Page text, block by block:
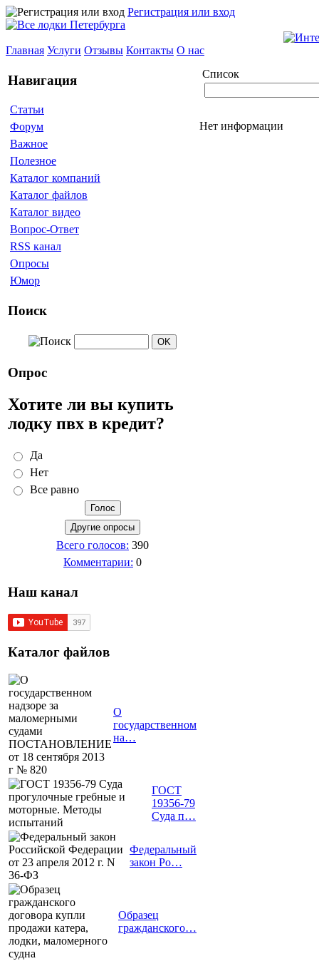
Регистрация или вход
Главная Услуги Отзывы Контакты О нас
Навигация
Статьи
Форум
Важное
Полезное
Каталог компаний
Каталог файлов
Каталог видео
Вопрос-Ответ
RSS канал
Опросы
Юмор
Поиск
Опрос
Хотите ли вы купить
лодку пвх в кредит?
Да
Нет
Все равно
Всего голосов: 390
Комментарии: 0
Наш канал
Каталог файлов
О
государственном
на…
ГОСТ
19356-79
Суда п…
Федеральный
закон Ро…
Образец
гражданского…
Список
Нет информации